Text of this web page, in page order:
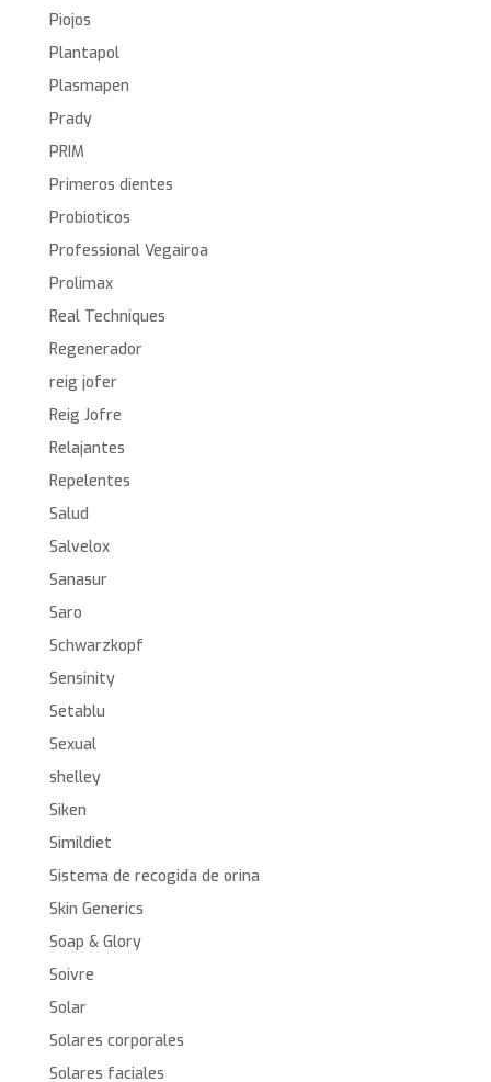
Piojos
Plantapol
Plasmapen
Prady
PRIM
Primeros dientes
Probioticos
Professional Vegairoa
Prolimax
Real Techniques
Regenerador
reig jofer
Reig Jofre
Relajantes
Repelentes
Salud
Salvelox
Sanasur
Saro
Schwarzkopf
Sensinity
Setablu
Sexual
shelley
Siken
Simildiet
Sistema de recogida de orina
Skin Generics
Soap & Glory
Soivre
Solar
Solares corporales
Solares faciales